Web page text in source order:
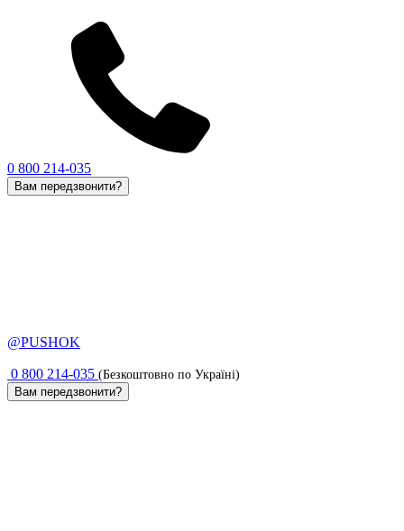
0 800 214-035
Вам передзвонити?
@PUSHOK
0 800 214-035 (Безкоштовно по Україні)
Вам передзвонити?